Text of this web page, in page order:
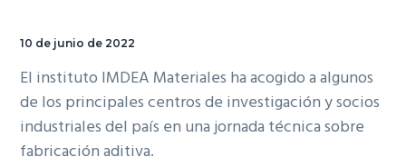
10 de junio de 2022
El instituto IMDEA Materiales ha acogido a algunos
de los principales centros de investigación y socios
industriales del país en una jornada técnica sobre
fabricación aditiva.